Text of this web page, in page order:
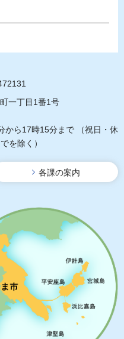
一丁目1番1号
から17時15分まで
（祝日・休
を除く）
各課の案内